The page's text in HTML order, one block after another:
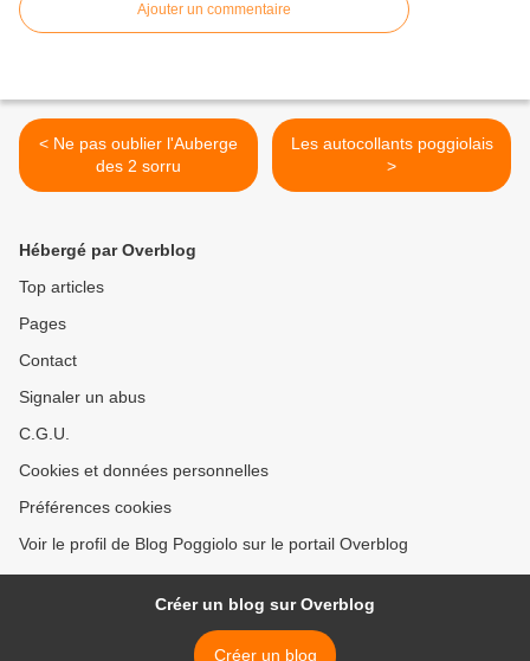
Ajouter un commentaire
< Ne pas oublier l'Auberge
des 2 sorru
Les autocollants poggiolais
>
Hébergé par Overblog
Top articles
Pages
Contact
Signaler un abus
C.G.U.
Cookies et données personnelles
Préférences cookies
Voir le profil de Blog Poggiolo sur le portail Overblog
Créer un blog sur Overblog
Créer un blog